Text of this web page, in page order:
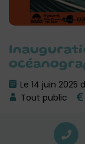
Le 14 juin 2025
Tout public